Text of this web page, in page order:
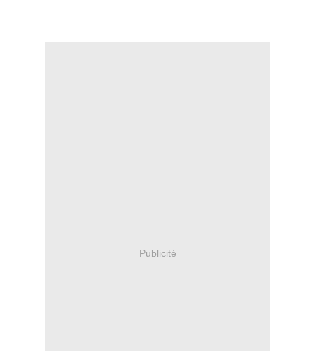
Publicité